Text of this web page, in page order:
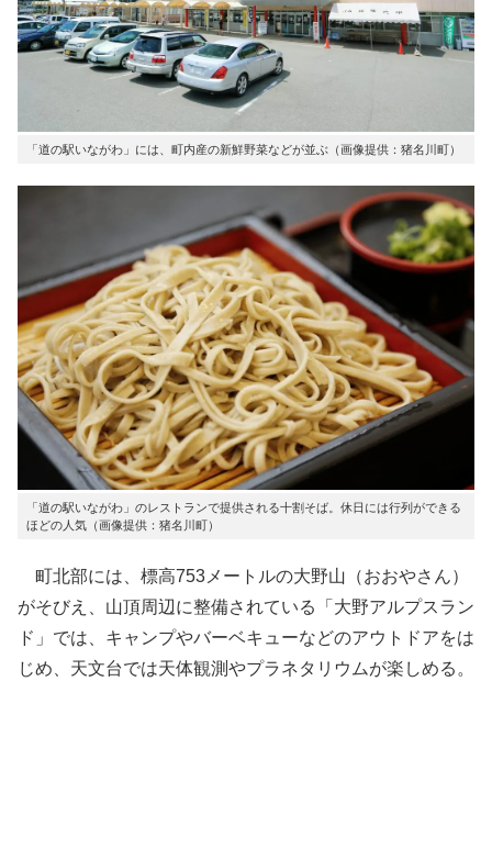
「道の駅いながわ」には、町内産の新鮮野菜などが並ぶ（画像提供：猪名川町）
「道の駅いながわ」のレストランで提供される十割そば。休日には行列ができる
ほどの人気（画像提供：猪名川町）
町北部には、標高753メートルの大野山（おおやさん）
がそびえ、山頂周辺に整備されている「大野アルプスラン
ド」では、キャンプやバーベキューなどのアウトドアをは
じめ、天文台では天体観測やプラネタリウムが楽しめる。